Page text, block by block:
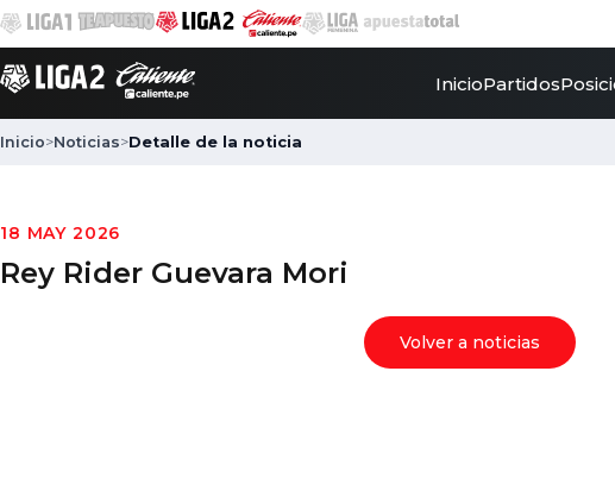
InicioPartidos
Inicio>Noticias>Detalle de la noticia
18 MAY 2026
Rey Rider Guevara Mori
Volver a noticias